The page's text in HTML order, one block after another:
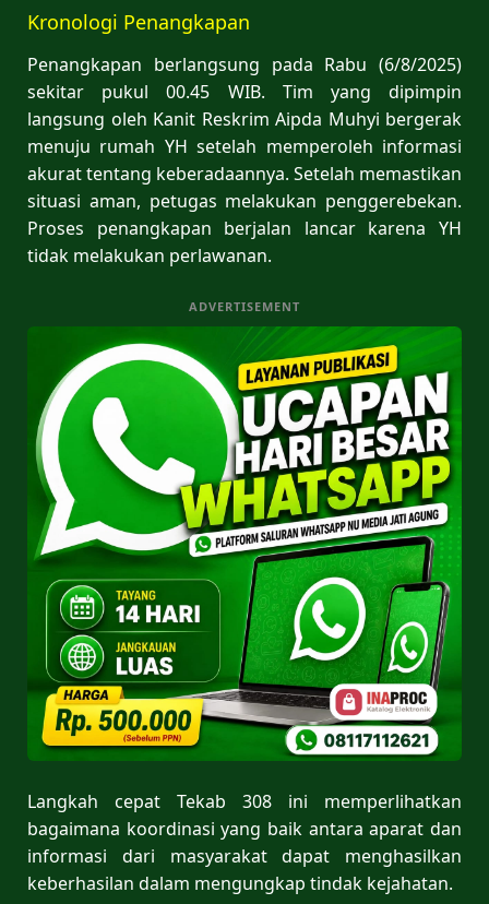
Kronologi Penangkapan
Penangkapan berlangsung pada Rabu (6/8/2025)
sekitar pukul 00.45 WIB. Tim yang dipimpin
langsung oleh Kanit Reskrim Aipda Muhyi bergerak
menuju rumah YH setelah memperoleh informasi
akurat tentang keberadaannya. Setelah memastikan
situasi aman, petugas melakukan penggerebekan.
Proses penangkapan berjalan lancar karena YH
tidak melakukan perlawanan.
ADVERTISEMENT
Langkah cepat Tekab 308 ini memperlihatkan
bagaimana koordinasi yang baik antara aparat dan
informasi dari masyarakat dapat menghasilkan
keberhasilan dalam mengungkap tindak kejahatan.